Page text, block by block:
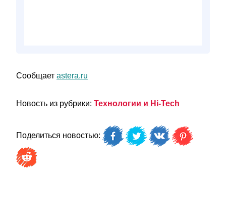
Сообщает astera.ru
Новость из рубрики: Технологии и Hi-Tech
Поделиться новостью: